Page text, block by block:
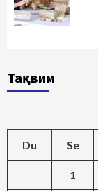
Тақвим
Du Se
1